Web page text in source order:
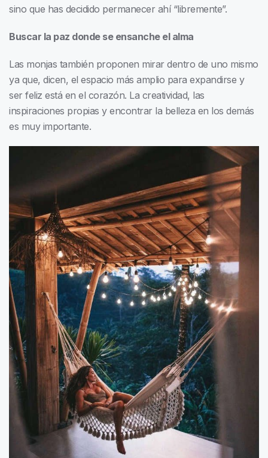
sino que has decidido permanecer ahí “libremente”.
Buscar la paz donde se ensanche el alma
Las monjas también proponen mirar dentro de uno mismo
ya que, dicen, el espacio más amplio para expandirse y
ser feliz está en el corazón. La creatividad, las
inspiraciones propias y encontrar la belleza en los demás
es muy importante.